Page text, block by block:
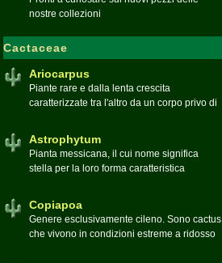
nostre collezioni
Cactaceae
Ariocarpus
Piante rare e dalla lenta crescita
caratterizzate tra l'altro da un corpo privo di
alto rischio di scomparsa in habitat. Amanti
di terricci calcarei e ben drenati
Moderatore
Astrophytum
Pianta messicana, il cui nome significa
stella per la loro forma caratteristica
Copiapoa
Genere esclusivamente cileno. Sono cactus
che vivono in condizioni estreme a ridosso